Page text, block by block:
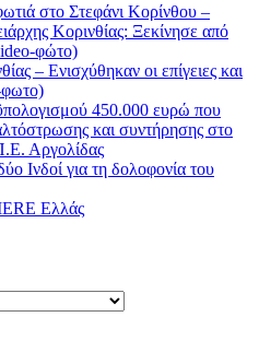
στο Στεφάνι Κορίνθου –
Κορινθίας: Ξεκίνησε από
φώτο)
– Ενισχύθηκαν οι επίγειες και
φωτο)
450.000 ευρώ που
και συντήρησης στο
Αργολίδας
Ινδοί για τη δολοφονία του
Ελλάς